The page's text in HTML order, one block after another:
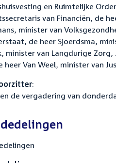
en Ruimtelijke
van Financiën, de
minister van
de heer Sjoerdsma,
minister van Langdurige
heer Van Weel, minister van
:
de vergadering van